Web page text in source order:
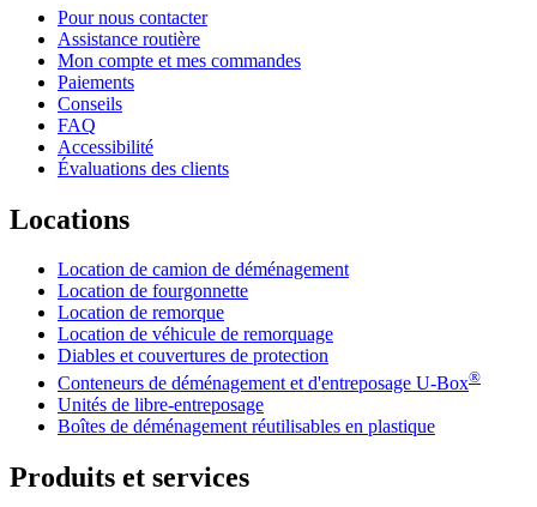
Pour nous contacter
Assistance routière
Mon compte et mes commandes
Paiements
Conseils
FAQ
Accessibilité
Évaluations des clients
Locations
Location de camion de déménagement
Location de fourgonnette
Location de remorque
Location de véhicule de remorquage
Diables et couvertures de protection
Conteneurs de déménagement et d'entreposage U-Box®
Unités de libre-entreposage
Boîtes de déménagement réutilisables en plastique
Produits et services